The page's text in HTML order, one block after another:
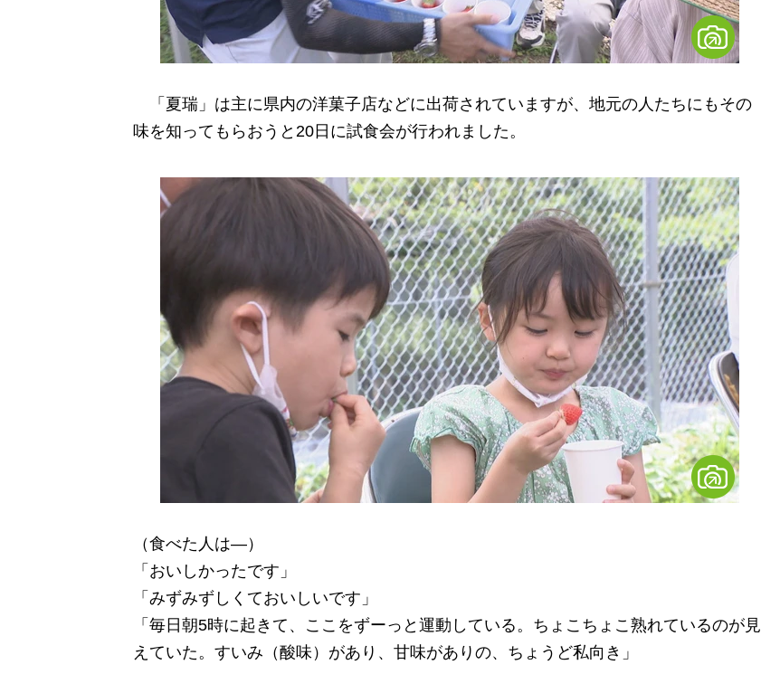
「夏瑞」は主に県内の洋菓子店などに出荷されていますが、地元の人たちにもその
味を知ってもらおうと20日に試食会が行われました。
（食べた人は―）
「おいしかったです」
「みずみずしくておいしいです」
「毎日朝5時に起きて、ここをずーっと運動している。ちょこちょこ熟れているのが見
えていた。すいみ（酸味）があり、甘味がありの、ちょうど私向き」